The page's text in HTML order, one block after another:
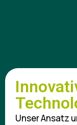
Unser Ansatz